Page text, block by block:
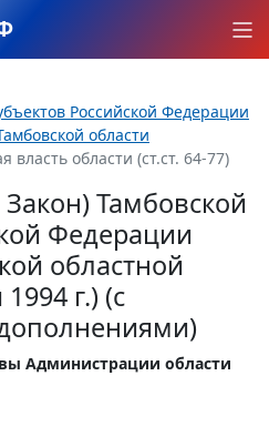
Российской Федерации
области
власть области (ст.ст. 64-77)
Тамбовской
Федерации
областной
г.) (с
Администрации области